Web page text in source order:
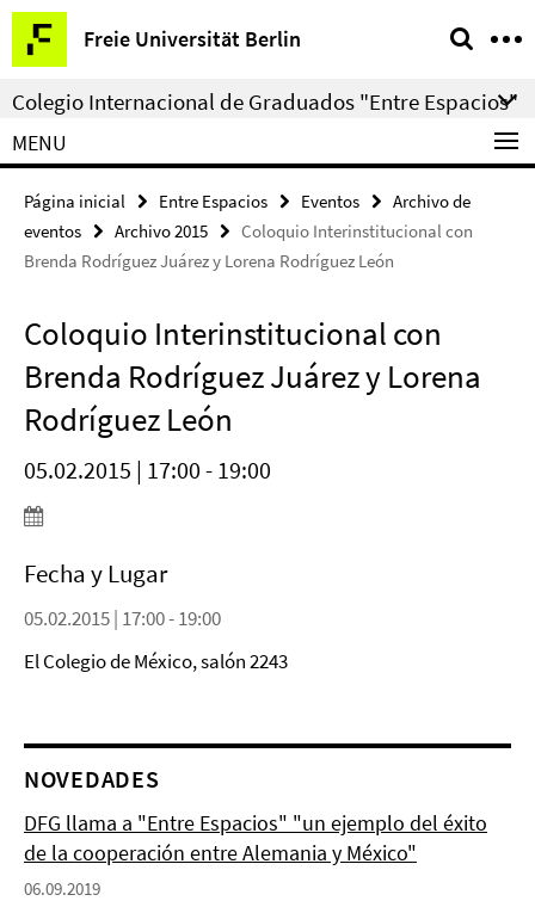
Springe
direkt
zu
Inhalt
Freie Universität Berlin
Herramientas
de
navegación
Colegio Internacional de Graduados "Entre Espacios"
MENU
Página inicial Entre Espacios Eventos
Archivo de
eventos
Archivo 2015
Coloquio Interinstitucional con
Brenda Rodríguez Juárez y Lorena Rodríguez León
Coloquio Interinstitucional con
Brenda Rodríguez Juárez y Lorena
Rodríguez León
05.02.2015 | 17:00 - 19:00
Fecha y Lugar
05.02.2015 | 17:00 - 19:00
El Colegio de México, salón 2243
NOVEDADES
DFG llama a "Entre Espacios" "un ejemplo del éxito
de la cooperación entre Alemania y México"
06.09.2019